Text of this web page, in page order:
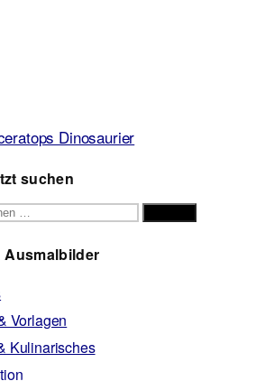
Dinosaurier
suchen
Ausmalbilder
Vorlagen
Kulinarisches